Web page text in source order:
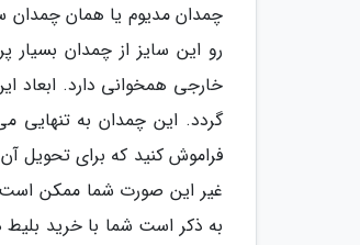
رو این سایز از چمدان بسیار
گردد. این چمدان به تنهایی
غیر این صورت شما ممکن است
به ذکر است شما با خرید